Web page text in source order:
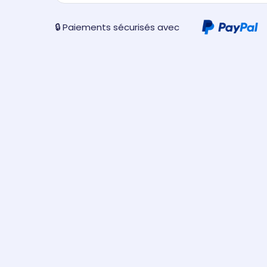
🔒 Paiements sécurisés avec